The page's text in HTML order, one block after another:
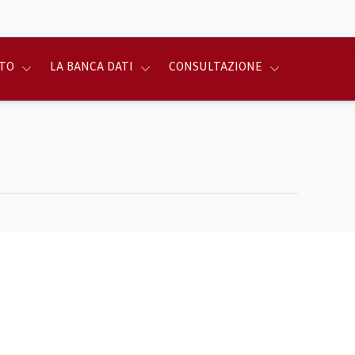
LA BANCA DATI CONSULTAZIONE